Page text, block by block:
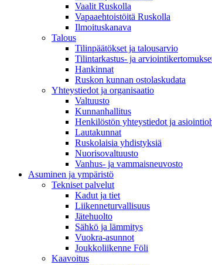
Vaalit Ruskolla
Vapaaehtoistöitä Ruskolla
Ilmoituskanava
Talous
Tilinpäätökset ja talousarvio
Tilintarkastus- ja
Hankinnat
Ruskon kunnan ostolaskudata
Yhteystiedot ja organisaatio
Valtuusto
Kunnanhallitus
Henkilöstön yhteystiedot ja
Lautakunnat
Ruskolaisia yhdistyksiä
Nuorisovaltuusto
Vanhus- ja vammaisneuvosto
Asuminen ja ympäristö
Tekniset palvelut
Kadut ja tiet
Liikenneturvallisuus
Jätehuolto
Sähkö ja lämmitys
Vuokra-asunnot
Joukkoliikenne Föli
Kaavoitus